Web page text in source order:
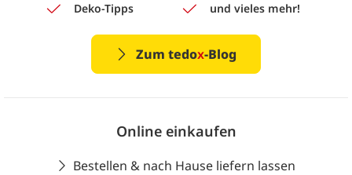
Deko-Tipps
und vieles mehr!
Zum tedox-Blog
Online einkaufen
Bestellen & nach Hause liefern lassen